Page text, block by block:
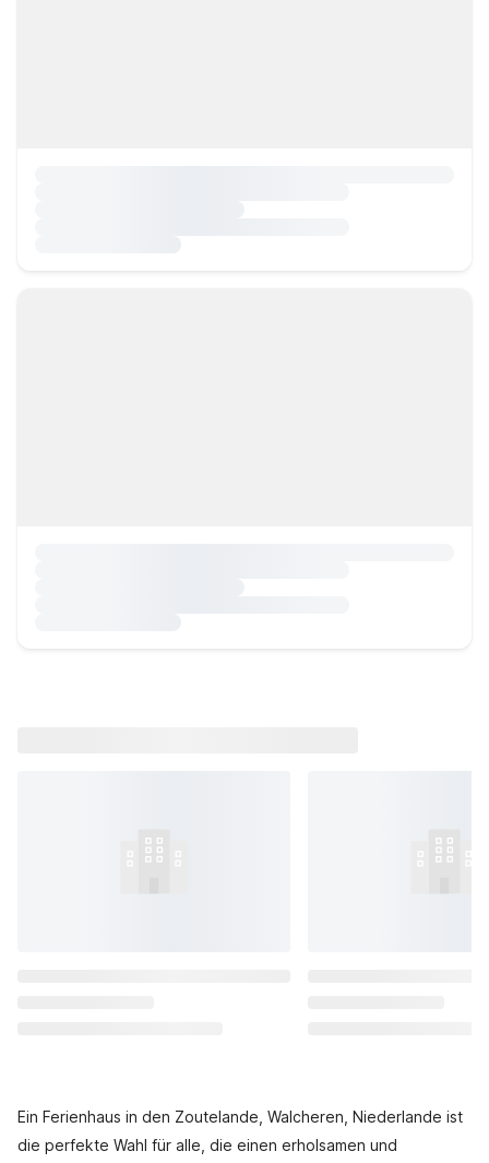
Ein Ferienhaus in den Zoutelande, Walcheren, Niederlande ist
die perfekte Wahl für alle, die einen erholsamen und